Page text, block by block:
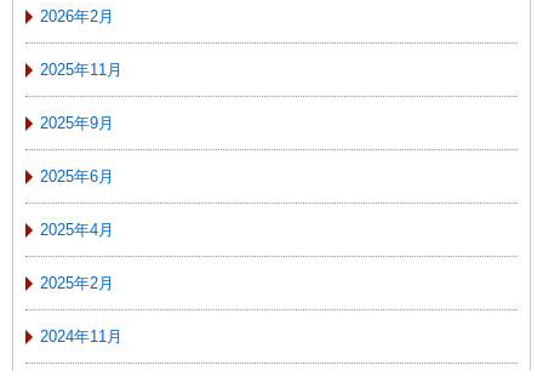
2026年2月
2025年11月
2025年9月
2025年6月
2025年4月
2025年2月
2024年11月